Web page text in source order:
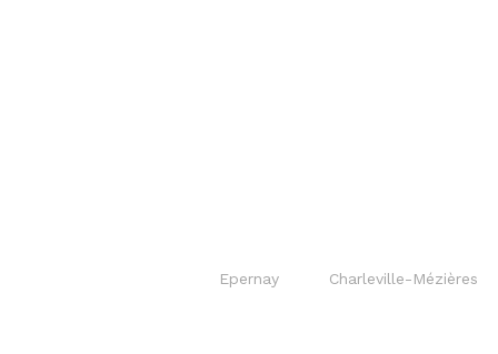
Epernay Charleville-Mézières